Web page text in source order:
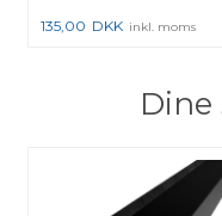
135,00 DKK inkl. moms
Dine